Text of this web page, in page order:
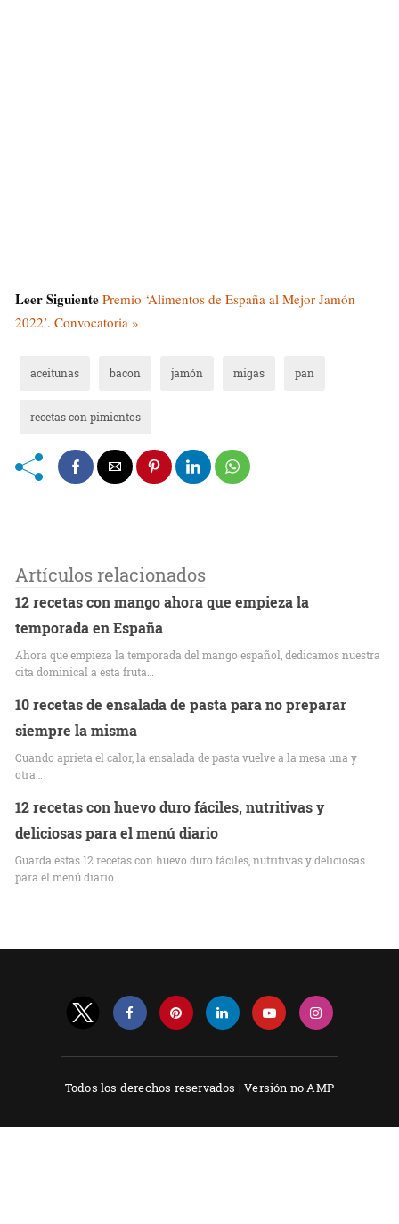
Leer Siguiente Premio ‘Alimentos de España al Mejor Jamón
2022’. Convocatoria »
aceitunas bacon jamón migas pan
recetas con pimientos
Artículos relacionados
12 recetas con mango ahora que empieza la
temporada en España
Ahora que empieza la temporada del mango español, dedicamos nuestra
cita dominical a esta fruta…
10 recetas de ensalada de pasta para no preparar
siempre la misma
Cuando aprieta el calor, la ensalada de pasta vuelve a la mesa una y
otra…
12 recetas con huevo duro fáciles, nutritivas y
deliciosas para el menú diario
Guarda estas 12 recetas con huevo duro fáciles, nutritivas y deliciosas
para el menú diario…
Todos los derechos reservados |Versión no AMP